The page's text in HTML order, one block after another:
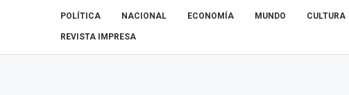
POLÍTICA NACIONAL ECONOMÍA MUNDO CULTURA
REVISTA IMPRESA